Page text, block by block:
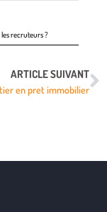
recruteurs ?
ARTICLE SUIVANT
en pret immobilier